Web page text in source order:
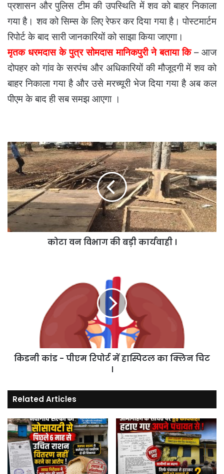
प्रशासन और पुलिस टीम की उपस्थिति में शव को बाहर निकाला
गया है। शव को सिम्स के लिए रेफर कर दिया गया है। पोस्टमार्टम
रिपोर्ट के बाद सारी जानकारियों को साझा किया जाएगा।
मृतक धरमदास के पुत्र सोमदास मानिकपुरी ने बताया कि– आज
दोपहर को गांव के सरपंच और अधिकारियों की मौजूदगी में शव को
बाहर निकाला गया है और उसे मरच्यूरी भेज दिया गया है अब कल
पीएम के बाद ही सब समझ आएगा ।
कोटा
वन
विभाग
की
बड़ी
कार्यवाही
।
कोटा वन विभाग की बड़ी कार्यवाही ।
चिटकिडनी कांड - पीएम रिपोर्ट में हास्पिटल का क्लिन चिट
।
Related Articles